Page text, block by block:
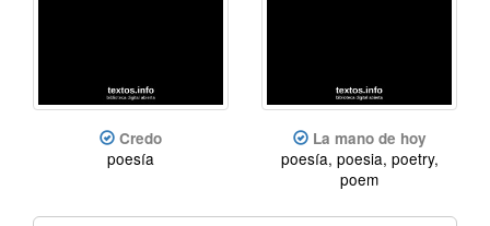
Credo
poesía
La mano de hoy
poesía, poesia, poetry,
poem